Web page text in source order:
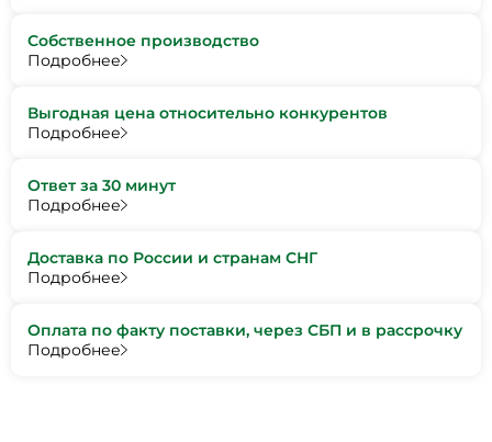
Собственное производство
Подробнее
Выгодная цена относительно конкурентов
Подробнее
Ответ за 30 минут
Подробнее
Доставка по России и странам СНГ
Подробнее
Оплата по факту поставки, через СБП и в рассрочку
Подробнее